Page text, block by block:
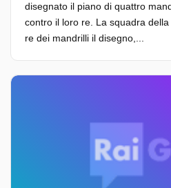
disegnato il piano di quattro
contro il loro re. La squadra
re dei mandrilli il disegno,...